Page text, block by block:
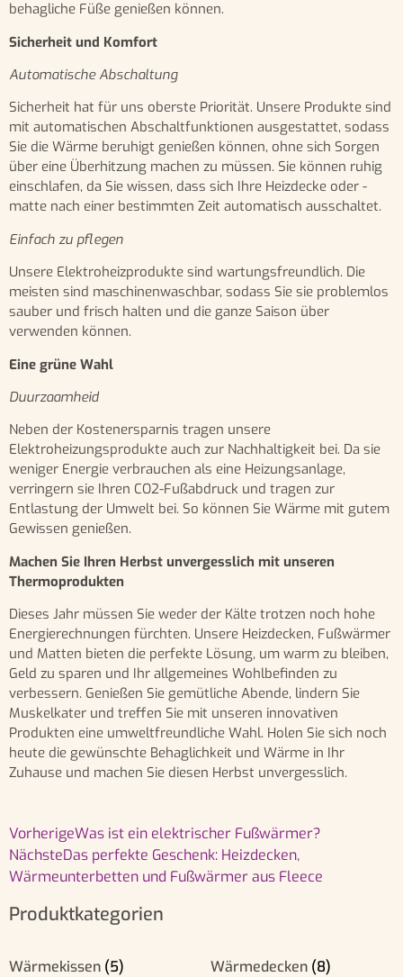
behagliche Füße genießen können.
Sicherheit und Komfort
Automatische Abschaltung
Sicherheit hat für uns oberste Priorität. Unsere Produkte sind
mit automatischen Abschaltfunktionen ausgestattet, sodass
Sie die Wärme beruhigt genießen können, ohne sich Sorgen
über eine Überhitzung machen zu müssen. Sie können ruhig
einschlafen, da Sie wissen, dass sich Ihre Heizdecke oder -
matte nach einer bestimmten Zeit automatisch ausschaltet.
Einfach zu pflegen
Unsere Elektroheizprodukte sind wartungsfreundlich. Die
meisten sind maschinenwaschbar, sodass Sie sie problemlos
sauber und frisch halten und die ganze Saison über
verwenden können.
Eine grüne Wahl
Duurzaamheid
Neben der Kostenersparnis tragen unsere
Elektroheizungsprodukte auch zur Nachhaltigkeit bei. Da sie
weniger Energie verbrauchen als eine Heizungsanlage,
verringern sie Ihren CO2-Fußabdruck und tragen zur
Entlastung der Umwelt bei. So können Sie Wärme mit gutem
Gewissen genießen.
Machen Sie Ihren Herbst unvergesslich mit unseren
Thermoprodukten
Dieses Jahr müssen Sie weder der Kälte trotzen noch hohe
Energierechnungen fürchten. Unsere Heizdecken, Fußwärmer
und Matten bieten die perfekte Lösung, um warm zu bleiben,
Geld zu sparen und Ihr allgemeines Wohlbefinden zu
verbessern. Genießen Sie gemütliche Abende, lindern Sie
Muskelkater und treffen Sie mit unseren innovativen
Produkten eine umweltfreundliche Wahl. Holen Sie sich noch
heute die gewünschte Behaglichkeit und Wärme in Ihr
Zuhause und machen Sie diesen Herbst unvergesslich.
VorherigeWas ist ein elektrischer Fußwärmer?
NächsteDas perfekte Geschenk: Heizdecken,
Wärmeunterbetten und Fußwärmer aus Fleece
Produktkategorien
Wärmekissen (5) Wärmedecken (8)